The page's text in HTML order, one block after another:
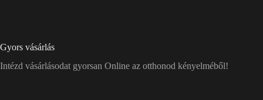
Gyors vásárlás
Intézd vásárlásodat gyorsan Online az otthonod kényelméből!